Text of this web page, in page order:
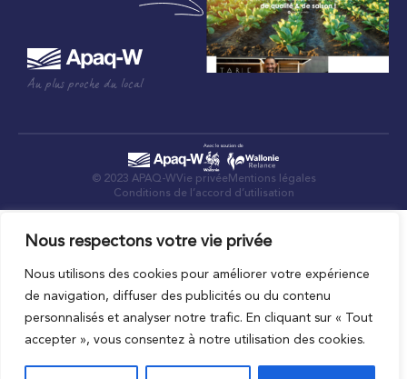
Nous respectons votre vie privée
Nous utilisons des cookies pour améliorer votre expérience
de navigation, diffuser des publicités ou du contenu
personnalisés et analyser notre trafic. En cliquant sur « Tout
accepter », vous consentez à notre utilisation des cookies.
Au plus proche du local
© 2023 APAQ-WVie privée Mentions légales
Conditions de l’accord d’utilisation